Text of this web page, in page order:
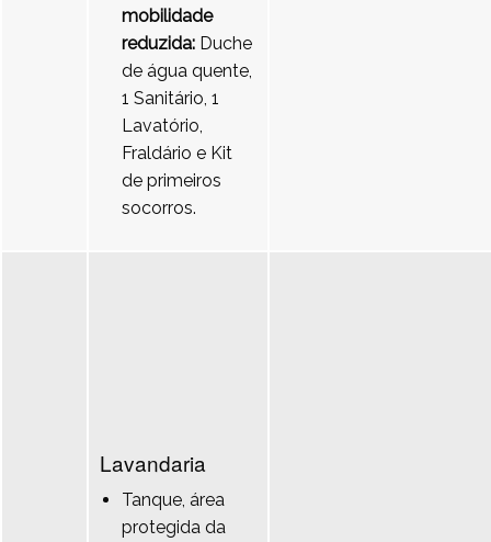
mobilidade
reduzida: Duche
de água quente,
1 Sanitário, 1
Lavatório,
Fraldário e Kit
de primeiros
socorros.
Lavandaria
Tanque, área
protegida da